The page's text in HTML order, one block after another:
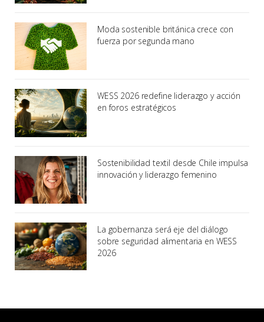
Moda sostenible británica crece con
fuerza por segunda mano
WESS 2026 redefine liderazgo y acción
en foros estratégicos
Sostenibilidad textil desde Chile impulsa
innovación y liderazgo femenino
La gobernanza será eje del diálogo
sobre seguridad alimentaria en WESS
2026